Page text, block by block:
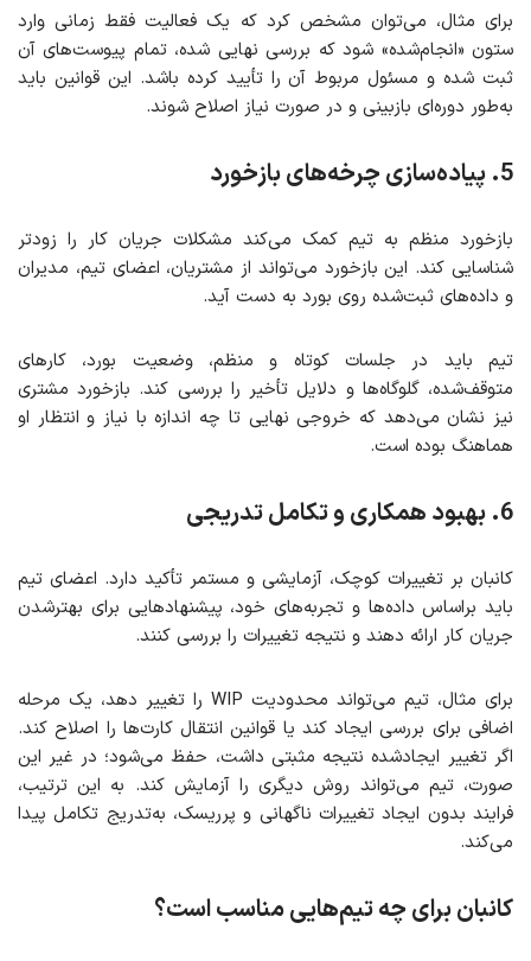
برای مثال، می‌توان مشخص کرد که یک فعالیت فقط زمانی وارد
ستون «انجام‌شده» شود که بررسی نهایی شده، تمام پیوست‌های آن
ثبت شده و مسئول مربوط آن را تأیید کرده باشد. این قوانین باید
به‌طور دوره‌ای بازبینی و در صورت نیاز اصلاح شوند.
5. پیاده‌سازی چرخه‌های بازخورد
بازخورد منظم به تیم کمک می‌کند مشکلات جریان کار را زودتر
شناسایی کند. این بازخورد می‌تواند از مشتریان، اعضای تیم، مدیران
و داده‌های ثبت‌شده روی بورد به دست آید.
تیم باید در جلسات کوتاه و منظم، وضعیت بورد، کارهای
متوقف‌شده، گلوگاه‌ها و دلایل تأخیر را بررسی کند. بازخورد مشتری
نیز نشان می‌دهد که خروجی نهایی تا چه اندازه با نیاز و انتظار او
هماهنگ بوده است.
6. بهبود همکاری و تکامل تدریجی
کانبان بر تغییرات کوچک، آزمایشی و مستمر تأکید دارد. اعضای تیم
باید براساس داده‌ها و تجربه‌های خود، پیشنهادهایی برای بهترشدن
جریان کار ارائه دهند و نتیجه تغییرات را بررسی کنند.
برای مثال، تیم می‌تواند محدودیت WIP را تغییر دهد، یک مرحله
اضافی برای بررسی ایجاد کند یا قوانین انتقال کارت‌ها را اصلاح کند.
اگر تغییر ایجادشده نتیجه مثبتی داشت، حفظ می‌شود؛ در غیر این
صورت، تیم می‌تواند روش دیگری را آزمایش کند. به این ترتیب،
فرایند بدون ایجاد تغییرات ناگهانی و پرریسک، به‌تدریج تکامل پیدا
می‌کند.
کانبان برای چه تیم‌هایی مناسب است؟